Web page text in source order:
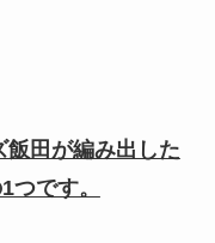
飯田が編み出した
です。